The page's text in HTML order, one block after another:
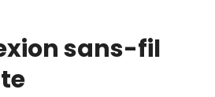
sans-fil